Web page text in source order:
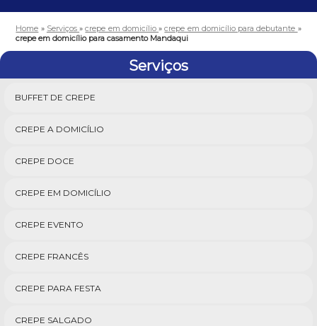
Home » Serviços»crepe em domicílio»crepe em domicílio para debutante »
crepe em domicílio para casamento Mandaqui
Serviços
BUFFET DE CREPE
CREPE A DOMICÍLIO
CREPE DOCE
CREPE EM DOMICÍLIO
CREPE EVENTO
CREPE FRANCÊS
CREPE PARA FESTA
CREPE SALGADO